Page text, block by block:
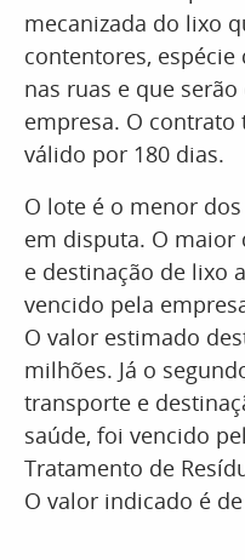
mecanizada do lixo
contentores,
nas ruas e que
empresa. O contrato
válido por 180 dias.
O lote é o menor
em disputa. O maior
e destinação de lixo
vencido pela
O valor estimado
milhões. Já o
transporte e
saúde, foi vencido
Tratamento de
O valor indicado é